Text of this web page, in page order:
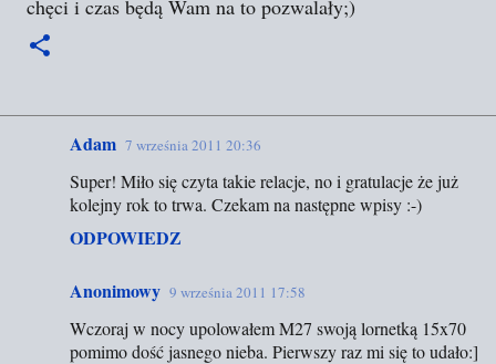
chęci i czas będą Wam na to pozwalały;)
Adam 7 września 2011 20:36
Super! Miło się czyta takie relacje, no i gratulacje że już
kolejny rok to trwa. Czekam na następne wpisy :-)
ODPOWIEDZ
Anonimowy 9 września 2011 17:58
Wczoraj w nocy upolowałem M27 swoją lornetką 15x70
pomimo dość jasnego nieba. Pierwszy raz mi się to udało:]